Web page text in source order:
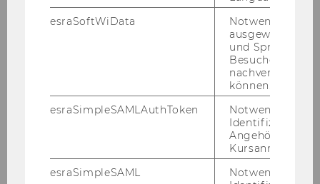
Mitteilungsblatt vom 21.
April 2021, 34. Stück
Mitteilungsblatt vom 28.
April 2021, 35. Stück
Mai 2021
Mitteilungsblatt vom 05.
Mai 2021, 36. Stück
Mitteilungsblatt vom 12.
Mai 2021, 37. Stück
esraSoftWiData
Notwendig um
ausgewählte
und
Besuchers
nachverfolgen
können.
esraSimpleSAMLAuthToken
Notwendig zur
Identifizierung
Angehörige/r für
Kursanmeldung.
esraSimpleSAML
Notwendig zur